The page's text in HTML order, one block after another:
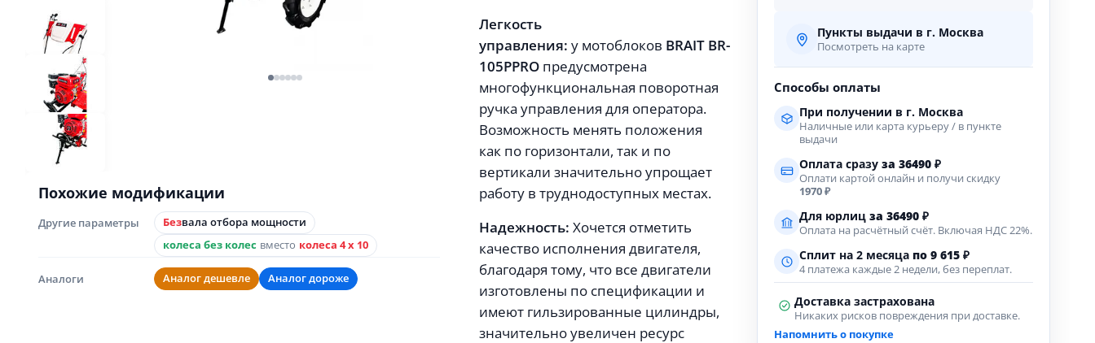
Похожие модификации
Другие параметры Безвала отбора мощности
колеса без колес вместо колеса 4 х 10
Аналоги Аналог дешевле Аналог дороже
Легкость
управления: у мотоблоков BRAIT BR-
105РPRO предусмотрена
многофункциональная поворотная
ручка управления для оператора.
Возможность менять положения
как по горизонтали, так и по
вертикали значительно упрощает
работу в труднодоступных местах.
Надежность: Хочется отметить
качество исполнения двигателя,
благодаря тому, что все двигатели
изготовлены по спецификации и
имеют гильзированные цилиндры,
значительно увеличен ресурс
Пункты выдачи в г. Москва
Посмотреть на карте
Способы оплаты
При получении в г. Москва
Наличные или карта курьеру / в пункте
выдачи
Оплата сразу за 36490 ₽
Оплати картой онлайн и получи скидку
1970 ₽
Для юрлиц за 36490 ₽
Оплата на расчётный счёт. Включая НДС 22%.
Сплит на 2 месяца по 9 615 ₽
4 платежа каждые 2 недели, без переплат.
Доставка застрахована
Никаких рисков повреждения при доставке.
Напомнить о покупке